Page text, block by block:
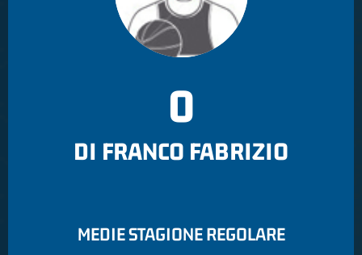
0
DI FRANCO FABRIZIO
MEDIE STAGIONE REGOLARE